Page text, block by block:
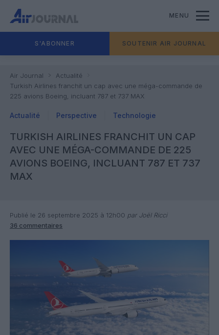
MENU
S'ABONNER SOUTENIR AIR JOURNAL
Air Journal
Actualité
Turkish Airlines franchit un cap avec une méga-commande de
225 avions Boeing, incluant 787 et 737 MAX
Actualité Perspective Technologie
TURKISH AIRLINES FRANCHIT UN CAP
AVEC UNE MÉGA-COMMANDE DE 225
AVIONS BOEING, INCLUANT 787 ET 737
MAX
Publié le 26 septembre 2025 à 12h00 par Joël Ricci
36 commentaires